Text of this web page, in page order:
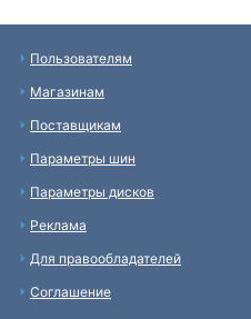
Пользователям
Магазинам
Поставщикам
Параметры шин
Параметры дисков
Реклама
Для правообладателей
Соглашение